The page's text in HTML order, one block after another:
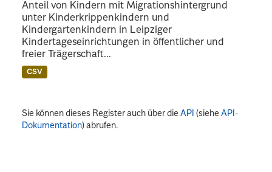
Anteil von Kindern mit Migrationshintergrund
unter Kinderkrippenkindern und
Kindergartenkindern in Leipziger
Kindertageseinrichtungen in öffentlicher und
freier Trägerschaft...
CSV
Sie können dieses Register auch über dieAPI (sieheAPI-
Dokumentation) abrufen.